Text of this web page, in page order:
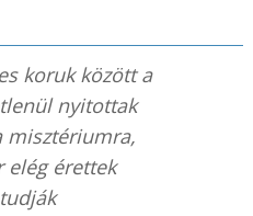
koruk között a
nyitottak
misztériumra,
elég érettek